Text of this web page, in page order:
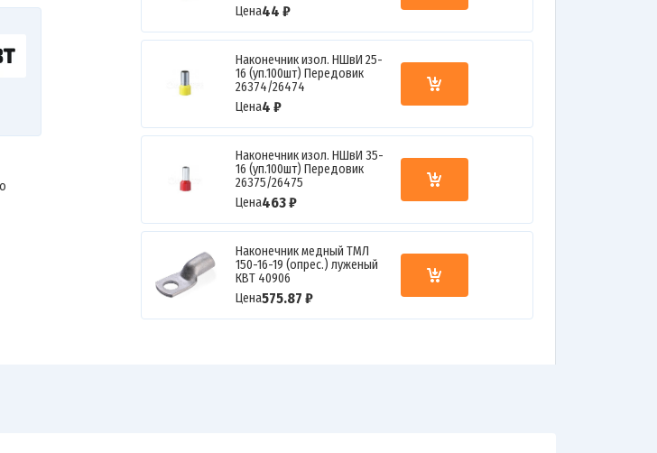
Цена44 ₽
Наконечник изол. НШвИ 25-
16 (уп.100шт) Передовик
26374/26474
Цена4 ₽
Наконечник изол. НШвИ 35-
16 (уп.100шт) Передовик
26375/26475
Цена463 ₽
Наконечник медный ТМЛ
150-16-19 (опрес.) луженый
КВТ 40906
Цена575.87 ₽